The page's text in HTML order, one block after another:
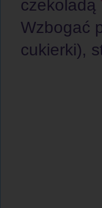
czekoladą
Wzbogać
cukierki),